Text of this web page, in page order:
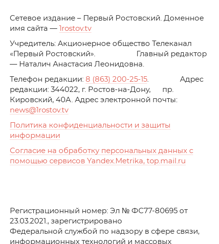
Cетевое издание – Первый Ростовский. Доменное
имя сайта —
1rostov.tv
Учредитель: Акционерное общество Телеканал
«Первый Ростовский». Главный редактор
— Наталич Анастасия Леонидовна.
Телефон редакции: 8 (863) 200-25-15. Адрес
редакции: 344022, г. Ростов-на-Дону, пр.
Кировский, 40А. Адрес электронной почты:
news@1rostov.tv
Политика конфиденциальности и защиты
информации
Согласие на обработку персональных данных с
помощью сервисов Yandex.Metrika, top.mail.ru
Регистрационный номер: Эл № ФС77-80695 от
23.03.2021., зарегистрировано
Федеральной службой по надзору в сфере связи,
информационных технологий и массовых